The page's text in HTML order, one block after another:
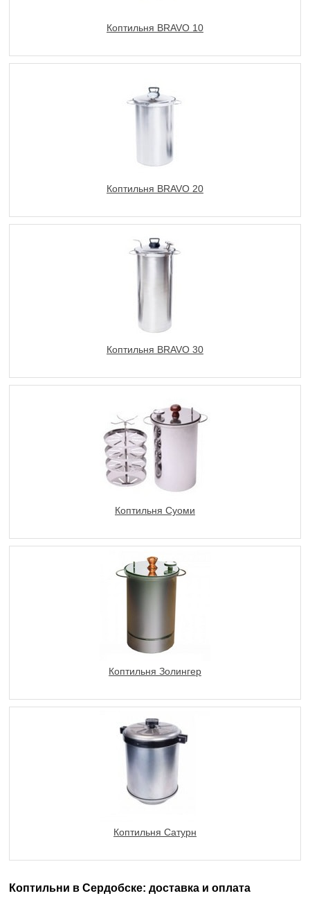
Коптильня BRAVO 10
Коптильня BRAVO 20
Коптильня BRAVO 30
Коптильня Суоми
Коптильня Золингер
Коптильня Сатурн
Коптильни в Сердобске: доставка и оплата